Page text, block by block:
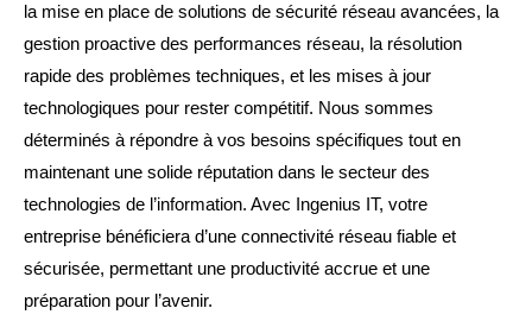
la mise en place de solutions de sécurité réseau avancées, la
gestion proactive des performances réseau, la résolution
rapide des problèmes techniques, et les mises à jour
technologiques pour rester compétitif. Nous sommes
déterminés à répondre à vos besoins spécifiques tout en
maintenant une solide réputation dans le secteur des
technologies de l’information. Avec Ingenius IT, votre
entreprise bénéficiera d’une connectivité réseau fiable et
sécurisée, permettant une productivité accrue et une
préparation pour l’avenir.